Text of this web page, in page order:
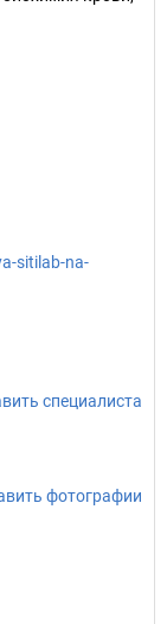
sitilab-na-
специалиста
фотографии